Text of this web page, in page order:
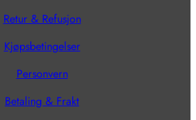
Retur & Refusjon
Kjøpsbetingelser
Personvern
Betaling & Frakt